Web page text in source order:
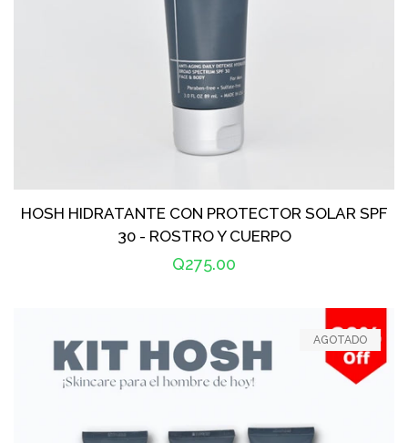
HOSH HIDRATANTE CON PROTECTOR SOLAR SPF
30 - ROSTRO Y CUERPO
Precio
Q275.00
AGOTADO